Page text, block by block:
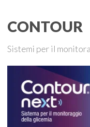
CONTOUR
Sistemi per il